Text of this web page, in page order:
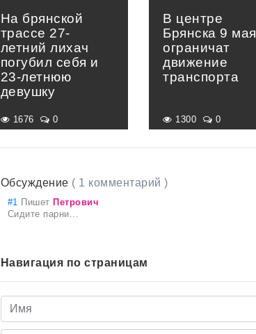
На брянской
трассе 27-
летний лихач
погубил себя и
23-летнюю
девушку
1676 0
В центре
Брянска 9 мая
ограничат
движение
транспорта
1300 0
Обсуждение ( 1 комментарий )
#1 Пишет Петрович
Сидите парни...
Навигация по страницам